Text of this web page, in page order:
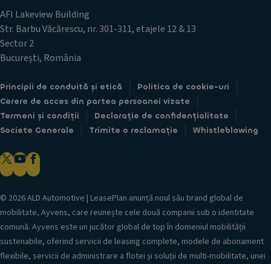
AFI Lakeview Building
Str. Barbu Văcărescu, nr. 301-311, etajele 12 & 13
Sector 2
București, România
Principii de conduită și etică
Politica de cookie-uri
Cerere de acces din partea persoanei vizate
Termeni și condiții
Declarație de confidențialitate
Societe Generale
Trimite o reclamație Whistleblowing
© 2026 ALD Automotive | LeasePlan anunță noul său brand global de
mobilitate, Ayvens, care reunește cele două companii sub o identitate
comună. Ayvens este un jucător global de top în domeniul mobilității
sustenabile, oferind servicii de leasing complete, modele de abonament
flexibile, servicii de administrare a flotei și soluții de multi-mobilitate, unei